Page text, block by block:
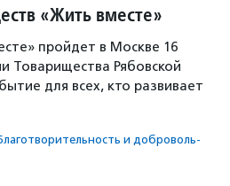
«Жить вместе»
пройдет в Москве 16
Товарищества Рябовской
для всех, кто развивает
и доброволь­